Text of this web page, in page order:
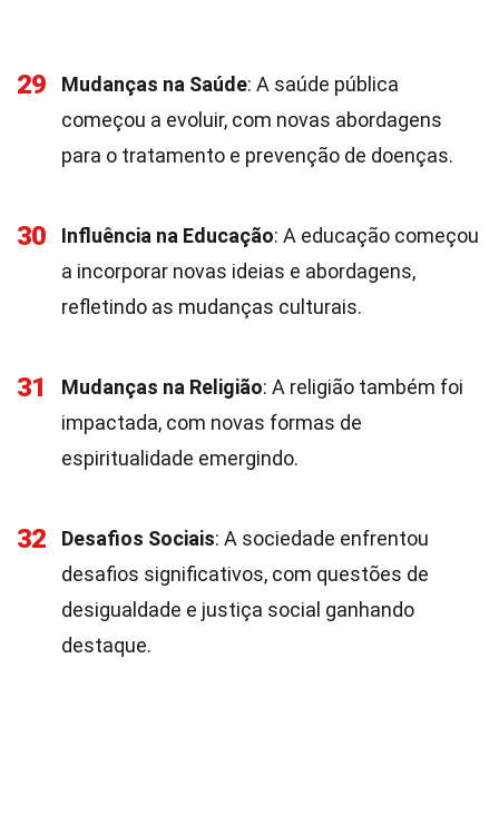
29 Mudanças na Saúde: A saúde pública
começou a evoluir, com novas abordagens
para o tratamento e prevenção de doenças.
30 Influência na Educação: A educação começou
a incorporar novas ideias e abordagens,
refletindo as mudanças culturais.
31 Mudanças na Religião: A religião também foi
impactada, com novas formas de
espiritualidade emergindo.
32 Desafios Sociais: A sociedade enfrentou
desafios significativos, com questões de
desigualdade e justiça social ganhando
destaque.